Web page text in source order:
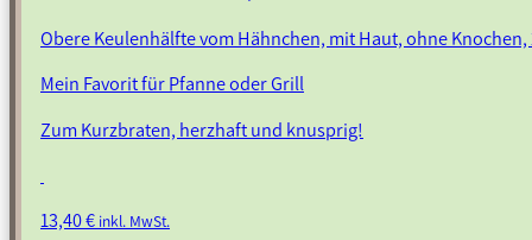
Obere Keulenhälfte vom Hähnchen, mit Haut, ohne Knochen,
Mein Favorit für Pfanne oder Grill
Zum Kurzbraten, herzhaft und knusprig!
13,40€ inkl. MwSt.